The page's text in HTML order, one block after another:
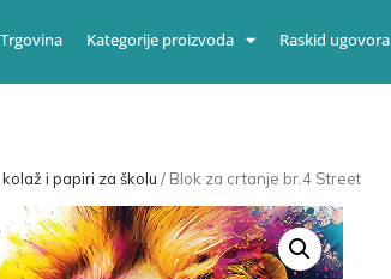
Trgovina Kategorije proizvoda Raskid ugovora
i papiri za školu / Blok za crtanje br.4 Street